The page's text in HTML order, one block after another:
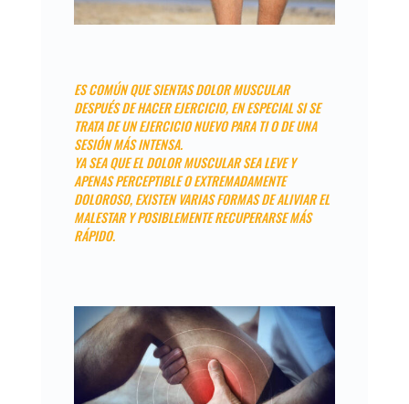
ES COMÚN QUE SIENTAS DOLOR MUSCULAR
DESPUÉS DE HACER EJERCICIO, EN ESPECIAL SI SE
TRATA DE UN EJERCICIO NUEVO PARA TI O DE UNA
SESIÓN MÁS INTENSA.
YA SEA QUE EL DOLOR MUSCULAR SEA LEVE Y
APENAS PERCEPTIBLE O EXTREMADAMENTE
DOLOROSO, EXISTEN VARIAS FORMAS DE ALIVIAR EL
MALESTAR Y POSIBLEMENTE RECUPERARSE MÁS
RÁPIDO.